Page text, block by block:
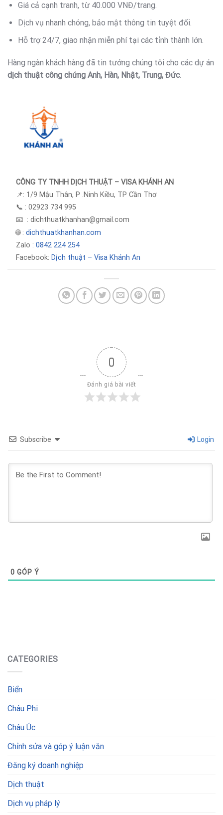
Giá cả cạnh tranh, từ 40.000 VNĐ/trang.
Dịch vụ nhanh chóng, bảo mật thông tin tuyệt đối.
Hỗ trợ 24/7, giao nhận miễn phí tại các tỉnh thành lớn.
Hàng ngàn khách hàng đã tin tưởng chúng tôi cho các dự án
dịch thuật công chứng Anh, Hàn, Nhật, Trung, Đức.
CÔNG TY TNHH DỊCH THUẬT – VISA KHÁNH AN
📌: 1/9 Mậu Thân, P .Ninh Kiều, TP Cần Thơ
📞 : 02923 734 995
📧 : dichthuatkhanhan@gmail.com
🌐 :dichthuatkhanhan.com
Zalo : 0842 224 254
Facebook: Dịch thuật – Visa Khánh An
0
Đánh giá bài viết
Subscribe Login
0 GÓP Ý
CATEGORIES
Biển
Châu Phi
Châu Úc
Chỉnh sửa và góp ý luận văn
Đăng ký doanh nghiệp
Dịch thuật
Dịch vụ pháp lý